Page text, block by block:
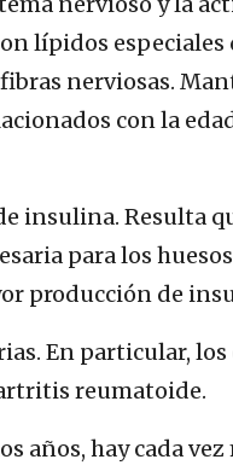
lípidos
nerviosas.
con la
insulina. Resulta
para los
producción de
En particular,
reumatoide.
años, hay cada